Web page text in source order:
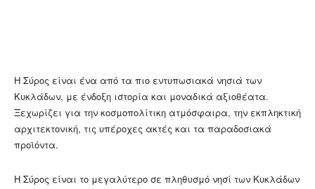
Η Σύρος είναι ένα από τα πιο εντυπωσιακά νησιά των
Κυκλάδων, με ένδοξη ιστορία και μοναδικά αξιοθέατα.
Ξεχωρίζει για την κοσμοπολίτικη ατμόσφαιρα, την εκπληκτική
αρχιτεκτονική, τις υπέροχες ακτές και τα παραδοσιακά
προϊόντα.
Η Σύρος είναι το μεγαλύτερο σε πληθυσμό νησί των Κυκλάδων